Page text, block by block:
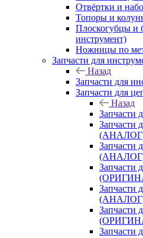
Отвёртки и
Топоры и
Плоскогубцы и
инструмент)
Ножницы по
Запчасти для
Назад
Запчасти для
Запчасти для
Назад
Запчасти
Запчасти
Запчасти
Запчасти
Запчасти
Запчасти
Запчасти